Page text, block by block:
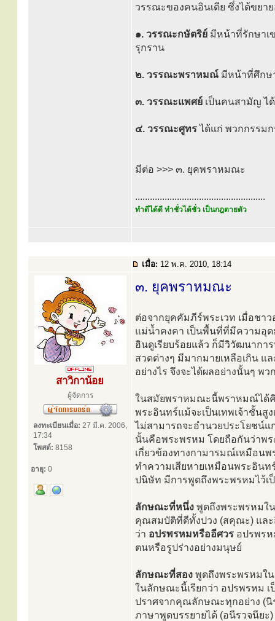
วรรณะของคนอินเดีย ซึ่งได้ขยา
๑. วรรณะกษัตริย์ มีหน้าที่รักษาเ
รุกราน
๒. วรรณะพราหมณ์ มีหน้าที่ศึกษ
๓. วรรณะแพศย์ เป็นคนสามัญ ไ
๔. วรรณะศูทรได้แก่ พวกกรรม
มีต่อ >>> ๓. ยุคพราหมณะ
.....................................................
ทำดีได้ดี ทำชั่วได้ชั่ว เป็นกฎตายตัว
เมื่อ: 12 พ.ค. 2010, 18:14
สาวิกาน้อย
ผู้จัดการ
ลงทะเบียนเมื่อ: 27 มี.ค. 2006,
17:34
โพสต์: 8158
อายุ: 0
๓. ยุคพราหมณะ
ต่อจากยุคคัมภีร์พระเวท เมื่อชา
แม่น้ำคงคา เป็นพื้นที่ที่มีความอุ
ฮินดูเรียบร้อยแล้ว ก็มีวิวัฒนากา
สวดต่างๆ มีมากมายเหลือเกิน แ
อย่างไร จึงจะได้ผลอย่างนั้นๆ
ในสมัยพราหมณะนี้พราหมณ์ได้คิ
พระอินทร์แม้จะเป็นเทพเจ้าชั้นสู
ไม่สามารถจะอำนวยประโยชน์แ
นั้นคือพระพรหม โดยถือกันว่าพร
เกี่ยวข้องทางกามารมณ์เหมือน
ทำความเสียหายเหมือนพระอิน
ปนิษัท มีการพูดถึงพระพรหมไว้
ลักษณะที่หนึ่ง พูดถึงพระพรหมใ
คุณสมบัติที่ดีทั้งปวง (สคุณะ) และ
ว่า อปรพรหมหรืออีศวร อปรพร
ตนหรือรูปร่างอย่างมนุษย์
ลักษณะที่สอง พูดถึงพระพรหมใ
ในลักษณะนี้เรียกว่า อปรพรหม
ปราศจากคุณลักษณะทุกอย่าง (นิ
ภาษาพูดบรรยายได้ (อนีรวจนีย